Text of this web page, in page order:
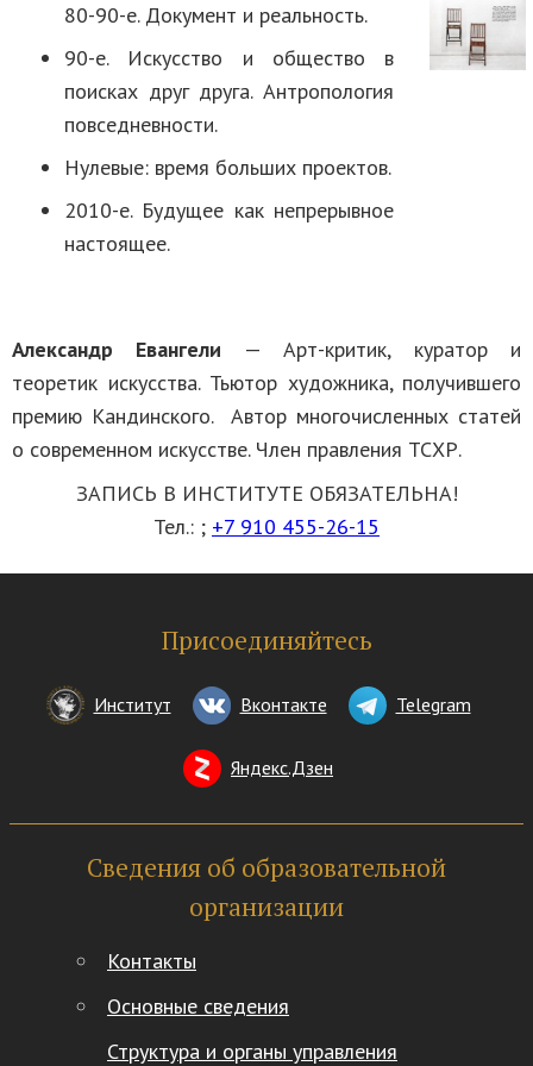
80-90-е. Документ и реальность.
90-е. Искусство и общество в
поисках друг друга. Антропология
повседневности.
Нулевые: время больших проектов.
2010-е. Будущее как непрерывное
настоящее.
Александр Евангели — Арт-критик, куратор и
теоретик искусства. Тьютор художника, получившего
премию Кандинского. Автор многочисленных статей
о современном искусстве. Член правления ТСХР.
ЗАПИСЬ В ИНСТИТУТЕ ОБЯЗАТЕЛЬНА!
Тел.: ; +7 910 455-26-15
Присоединяйтесь
Институт Вконтакте Telegram
Яндекс.Дзен
Сведения об образовательной
организации
Контакты
Основные сведения
Структура и органы управления